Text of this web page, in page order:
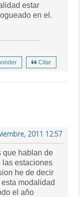
estar
en el.
Citar
2011 12:57
que hablan de
las estaciones
he de decir
modalidad
el año